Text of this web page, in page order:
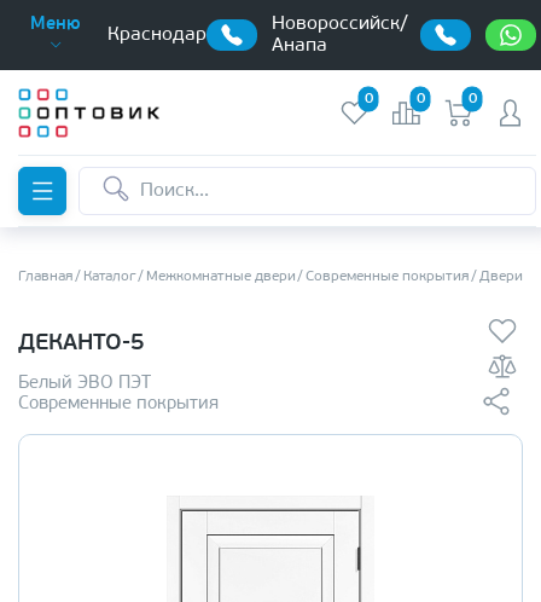
Меню
Краснодар
Новороссийск/
Анапа
0 0 0
Главная Каталог Межкомнатные двери Современные покрытия Двери в
ДЕКАНТО-5
Белый ЭВО ПЭТ
Современные покрытия